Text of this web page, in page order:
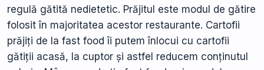
regulă gătită nedietetic. Prăjitul este modul de gătire
folosit în majoritatea acestor restaurante. Cartofii
prăjiți de la fast food îi putem înlocui cu cartofii
gătiții acasă, la cuptor și astfel reducem conținutul